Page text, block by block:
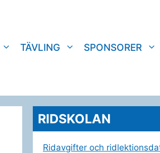
TÄVLING SPONSORER
RIDSKOLAN
Ridavgifter och